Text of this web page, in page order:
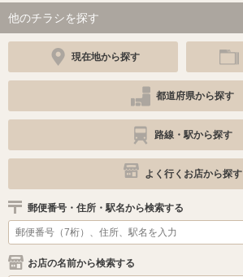
他のチラシを探す
現在地から探す
都道府県から探す
路線・駅から探す
よく行くお店から探す
郵便番号・住所・駅名から検索する
お店の名前から検索する